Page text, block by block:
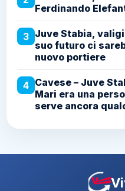
Ferdinando
3 Juve Stabia,
suo futuro ci
nuovo portiere
4 Cavese – Juve
Mari era una
serve ancora